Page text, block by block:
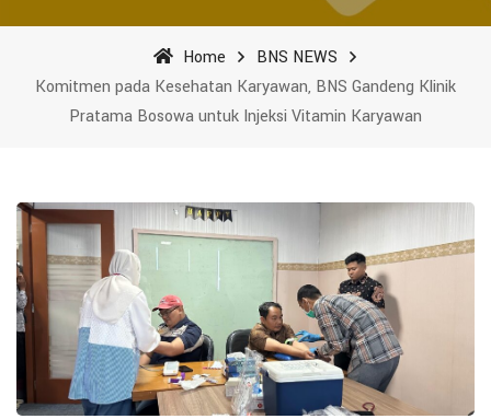
Home
BNS NEWS
Komitmen pada Kesehatan Karyawan, BNS Gandeng Klinik
Pratama Bosowa untuk Injeksi Vitamin Karyawan